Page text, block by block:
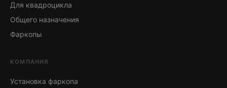
Для квадроцикла
Общего назначения
Фаркопы
КОМПАНИЯ
Установка фаркопа